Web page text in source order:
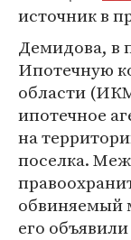
источник в
Демидова, в
Ипотечную
области
ипотечное
на
поселка.
обвиняемый
его